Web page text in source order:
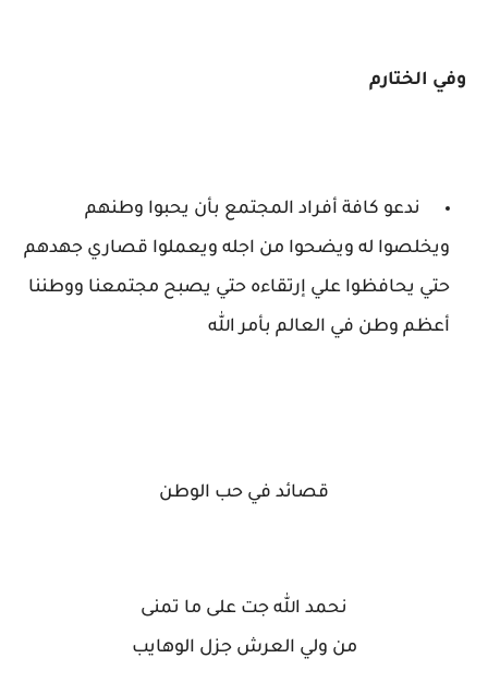
وفي الختارم
ندعو كافة أفراد المجتمع بأن يحبوا وطنهم
ويخلصوا له ويضحوا من اجله ويعملوا قصاري جهدهم
حتي يحافظوا علي إرتقاءه حتي يصبح مجتمعنا ووطننا
أعظم وطن في العالم بأمر الله
قصائد في حب الوطن
نحمد الله جت على ما تمنى
من ولي العرش جزل الوهايب